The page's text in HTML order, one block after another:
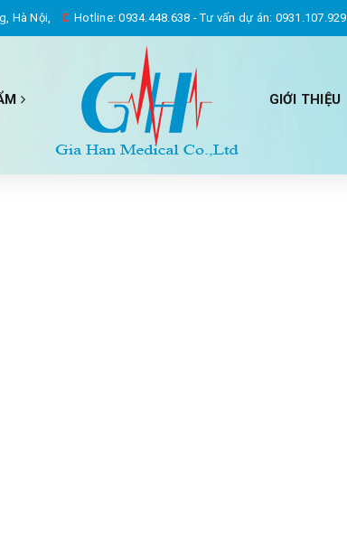
Hà Nội, Hotline:0934.448.638 -Tư vấn dự án: 0931.107.929
GIỚI THIỆU